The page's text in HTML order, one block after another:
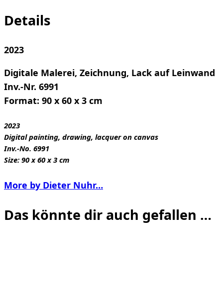
Details
2023
Digitale Malerei, Zeichnung, Lack auf Leinwand
Inv.-Nr. 6991
Format: 90 x 60 x 3 cm
2023
Digital painting, drawing, lacquer on canvas
Inv.-No. 6991
Size: 90 x 60 x 3 cm
More by Dieter Nuhr…
Das könnte dir auch gefallen …